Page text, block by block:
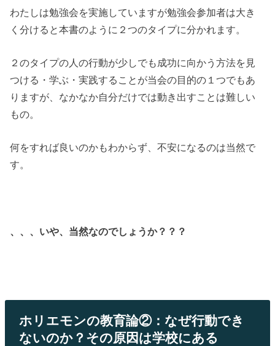
わたしは勉強会を実施していますが勉強会参加者は大き
く分けると本書のように２つのタイプに分かれます。
２のタイプの人の行動が少しでも成功に向かう方法を見
つける・学ぶ・実践することが当会の目的の１つでもあ
りますが、なかなか自分だけでは動き出すことは難しい
もの。
何をすれば良いのかもわからず、不安になるのは当然で
す。
、、、いや、当然なのでしょうか？？？
ホリエモンの教育論②：なぜ行動でき
ないのか？その原因は学校にある